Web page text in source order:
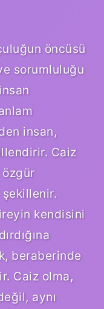
öncüsü
sorumluluğu
insan,
Caiz
özgür
şekillenir.
kendisini
beraberinde
Caiz olma,
aynı